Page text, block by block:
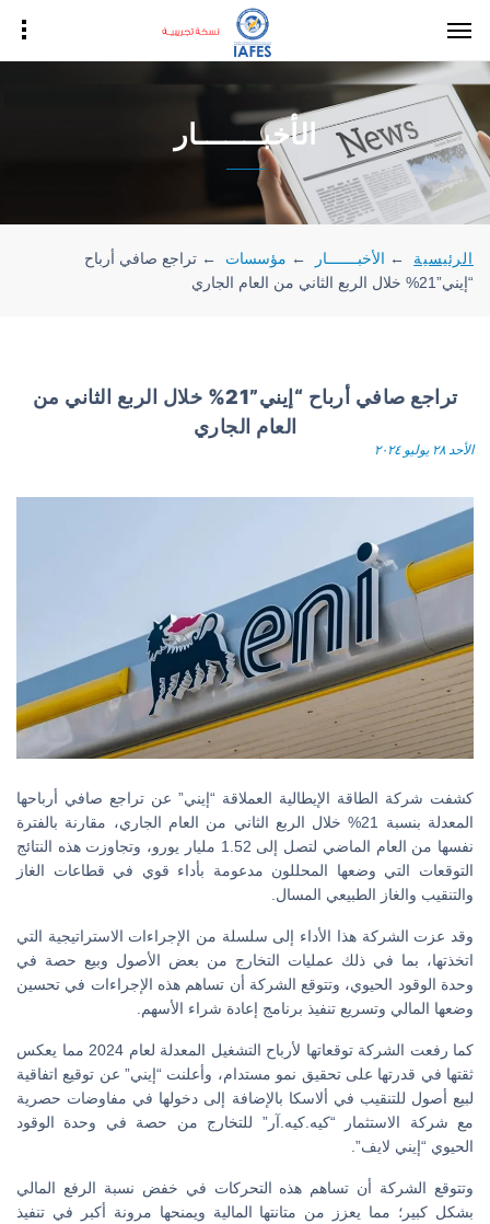
الأخبـــــــار
الرئيسية ← الأخبـــــــار ← مؤسسات ← تراجع صافي أرباح
“إيني”21% خلال الربع الثاني من العام الجاري
تراجع صافي أرباح “إيني”21% خلال الربع الثاني من
العام الجاري
الأحد ٢٨ يوليو ٢٠٢٤
كشفت شركة الطاقة الإيطالية العملاقة “إيني” عن تراجع صافي أرباحها
المعدلة بنسبة 21% خلال الربع الثاني من العام الجاري، مقارنة بالفترة
نفسها من العام الماضي لتصل إلى 1.52 مليار يورو، وتجاوزت هذه النتائج
التوقعات التي وضعها المحللون مدعومة بأداء قوي في قطاعات الغاز
والتنقيب والغاز الطبيعي المسال.
وقد عزت الشركة هذا الأداء إلى سلسلة من الإجراءات الاستراتيجية التي
اتخذتها، بما في ذلك عمليات التخارج من بعض الأصول وبيع حصة في
وحدة الوقود الحيوي، وتتوقع الشركة أن تساهم هذه الإجراءات في تحسين
وضعها المالي وتسريع تنفيذ برنامج إعادة شراء الأسهم.
كما رفعت الشركة توقعاتها لأرباح التشغيل المعدلة لعام 2024 مما يعكس
ثقتها في قدرتها على تحقيق نمو مستدام، وأعلنت “إيني” عن توقيع اتفاقية
لبيع أصول للتنقيب في ألاسكا بالإضافة إلى دخولها في مفاوضات حصرية
مع شركة الاستثمار “كيه.كيه.آر” للتخارج من حصة في وحدة الوقود
الحيوي “إيني لايف”.
وتتوقع الشركة أن تساهم هذه التحركات في خفض نسبة الرفع المالي
بشكل كبير؛ مما يعزز من متانتها المالية ويمنحها مرونة أكبر في تنفيذ